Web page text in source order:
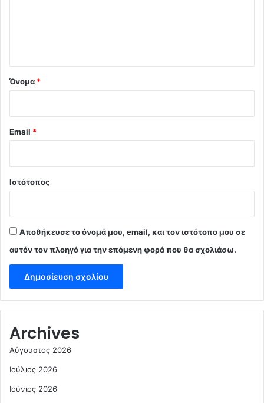
Όνομα *
Email *
Ιστότοπος
Αποθήκευσε το όνομά μου, email, και τον ιστότοπο μου σε
αυτόν τον πλοηγό για την επόμενη φορά που θα σχολιάσω.
Archives
Αύγουστος 2026
Ιούλιος 2026
Ιούνιος 2026